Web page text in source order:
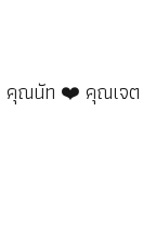
คุณนัท ❤️ คุณเจต